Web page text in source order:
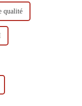
qualité